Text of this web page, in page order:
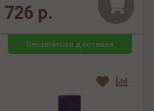
726 р.
Бесплатная доставка